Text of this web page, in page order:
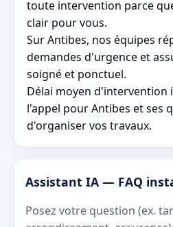
toute intervention parce
clair pour vous.
Sur Antibes, nos équipes
demandes d'urgence et
soigné et ponctuel.
Délai moyen d'intervention
l'appel pour Antibes et ses
d'organiser vos travaux.
Assistant IA — FAQ
Posez votre question (ex.